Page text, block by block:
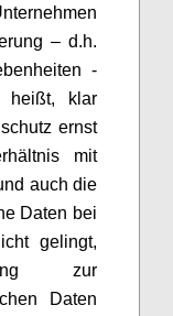
– d.h.
-
heißt, klar
ernst
mit
auch die
Daten bei
gelingt,
zur
Daten